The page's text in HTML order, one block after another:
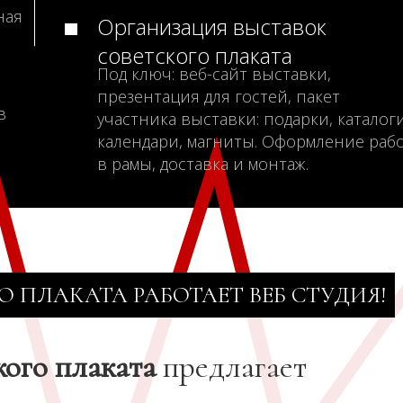
Организация выставок
советского плаката
Под ключ: веб-сайт выставки,
презентация для гостей, пакет
участника выставки: подарки,
календари, магниты. Оформление
в рамы, доставка и монтаж.
ПЛАКАТА РАБОТАЕТ ВЕБ СТУДИЯ!
плакатапредлагает